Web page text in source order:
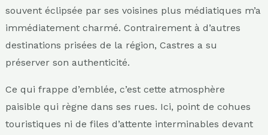
souvent éclipsée par ses voisines plus médiatiques m’a
immédiatement charmé. Contrairement à d’autres
destinations prisées de la région, Castres a su
préserver son authenticité.
Ce qui frappe d’emblée, c’est cette atmosphère
paisible qui règne dans ses rues. Ici, point de cohues
touristiques ni de files d’attente interminables devant